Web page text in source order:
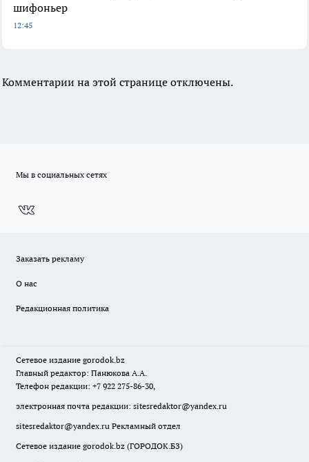
шифоньер
12:45
Комментарии на этой странице отключены.
Мы в социальных сетях
Заказать рекламу
О нас
Редакционная политика
Сетевое издание gorodok.bz
Главный редактор: Панюкова А.А.
Телефон редакции: +7 922 275-86-30,
электронная почта редакции: sitesredaktor@yandex.ru
sitesredaktor@yandex.ru Рекламный отдел
Сетевое издание gorodok.bz (ГОРОДОК.БЗ)